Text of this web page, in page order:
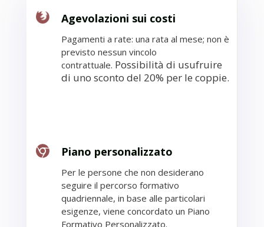
Agevolazioni sui costi
Pagamenti a rate: una rata al mese; non è
previsto nessun vincolo
contrattuale. Possibilità di usufruire
di uno sconto del 20% per le coppie.
Piano personalizzato
Per le persone che non desiderano
seguire il percorso formativo
quadriennale, in base alle particolari
esigenze, viene concordato un Piano
Formativo Personalizzato.